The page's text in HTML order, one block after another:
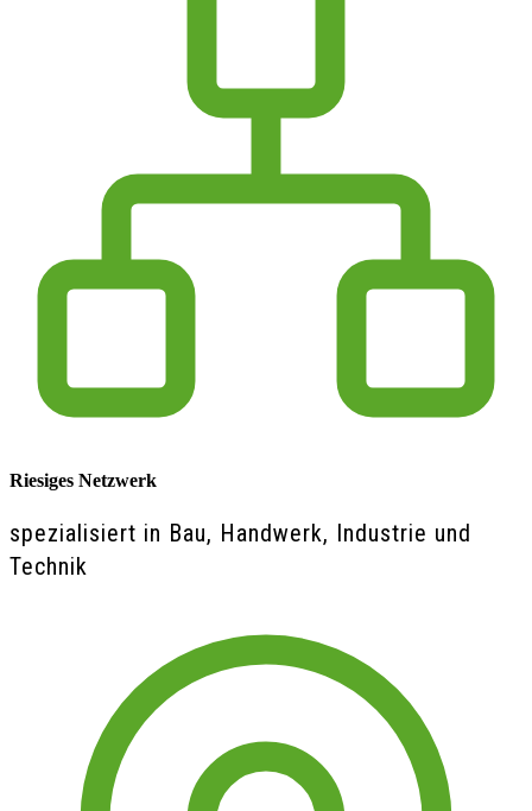
Riesiges Netzwerk
spezialisiert in Bau, Handwerk, Industrie und
Technik